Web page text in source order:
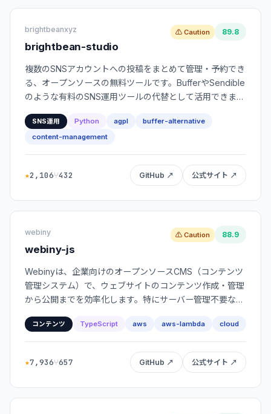
brightbeanxyz
brightbean-studio
⚠ Caution 89.8
複数のSNSアカウントへの投稿をまとめて管理・予約でき
る、オープンソースの無料ツールです。BufferやSendible
のような有料のSNS運用ツールの代替として活用できま
SNS運用 Python agpl
buffer-alternative
content-management
★2,106⑂432 GitHub ↗ 公式サイト ↗
webiny
webiny-js
⚠ Caution 88.9
Webinyは、企業向けのオープンソースCMS（コンテンツ
管理システム）で、ウェブサイトのコンテンツ作成・管理
から公開までを効率化します。特にサーバー管理不要な
支援します。
コンテンツ TypeScript aws aws-lambda cloud
★7,936⑂657 GitHub ↗ 公式サイト ↗